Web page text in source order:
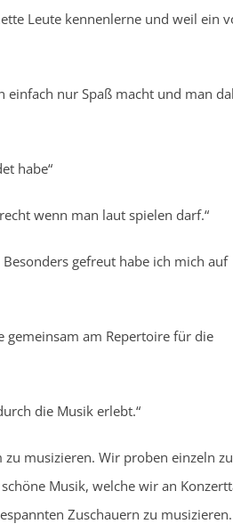
Leute kennenlerne und weil ein
einfach nur Spaß macht und man
habe“
wenn man laut spielen darf.“
gefreut habe ich mich auf
gemeinsam am Repertoire für die
die Musik erlebt.“
musizieren. Wir proben einzeln zu
Musik, welche wir an
Zuschauern zu musizieren.